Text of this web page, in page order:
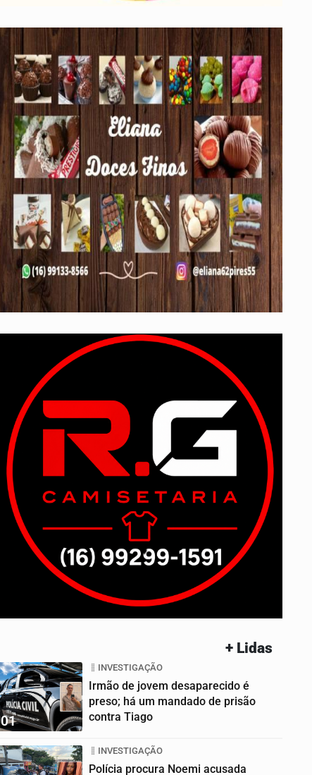
+ Lidas
01
INVESTIGAÇÃO
Irmão de jovem desaparecido é
preso; há um mandado de prisão
contra Tiago
INVESTIGAÇÃO
Polícia procura Noemi acusada